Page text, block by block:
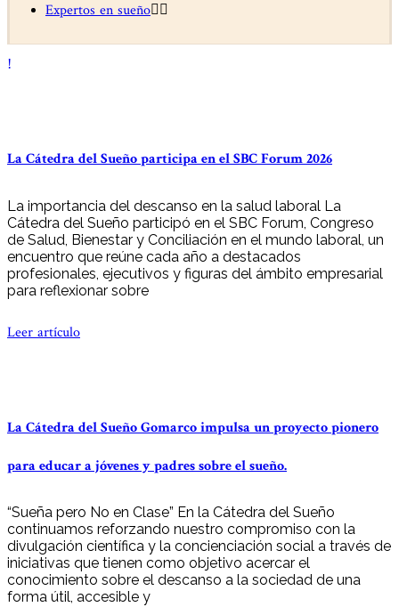
Expertos en sueño
La Cátedra del Sueño participa en el SBC Forum 2026
La importancia del descanso en la salud laboral La
Cátedra del Sueño participó en el SBC Forum, Congreso
de Salud, Bienestar y Conciliación en el mundo laboral, un
encuentro que reúne cada año a destacados
profesionales, ejecutivos y figuras del ámbito empresarial
para reflexionar sobre
Leer artículo
La Cátedra del Sueño Gomarco impulsa un proyecto pionero
para educar a jóvenes y padres sobre el sueño.
“Sueña pero No en Clase” En la Cátedra del Sueño
continuamos reforzando nuestro compromiso con la
divulgación científica y la concienciación social a través de
iniciativas que tienen como objetivo acercar el
conocimiento sobre el descanso a la sociedad de una
forma útil, accesible y